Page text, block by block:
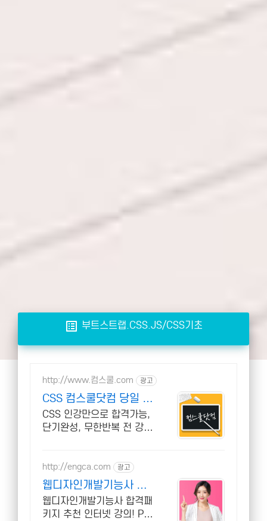
list_alt 부트스트랩.CSS.JS/CSS기초
http://www.컴스쿨.com 광고
CSS 컴스쿨닷컴 당일 신
청&결제시 기프티콘!
CSS 인강만으로 합격가능,
단기완성, 무한반복 전 강좌
http://engca.com 광고
웹디자인개발기능사 합
격패키지 PC/스마트폰
동영상강의
웹디자인개발기능사 합격패
키지 추천 인터넷 강의! PC,